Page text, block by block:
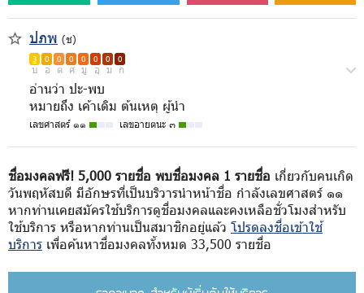
ปภพ (ช)
3 0 0 0 0 0 0 0
บ อ ด ศ มู อุ ม ก
อ่านว่า ปะ-พบ
หมายถึง เค้าเดิม ต้นเหตุ ผู้นำ
เลขศาสตร์ ๑๑ เลขอายตนะ ๓
ชื่อมงคลฟรี! 5,000 รายชื่อ พบชื่อมงคล 1 รายชื่อ เกี่ยวกับคนเกิด
วันพฤหัสบดี มีอักษรที่เป็นบริวารนำหน้าชื่อ กำลังเลขศาสตร์ ๑๑
หากท่านเคยสมัครใช้บริการดูชื่อมงคลและคงเหลือชั่วโมงสำหรับ
ใช้บริการ หรือหากท่านเป็นสมาชิกอยู่แล้ว โปรดลงชื่อเข้าใช้
บริการ เพื่อค้นหาชื่อมงคลทั้งหมด 33,500 รายชื่อ